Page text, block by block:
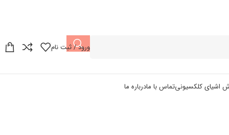
ورود / ثبت نام
اشیای کلکسیونیتماس با مادرباره ما